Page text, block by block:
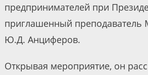
предпринимателей при
приглашенный
Ю.Д. Анциферов.
Открывая мероприятие, он